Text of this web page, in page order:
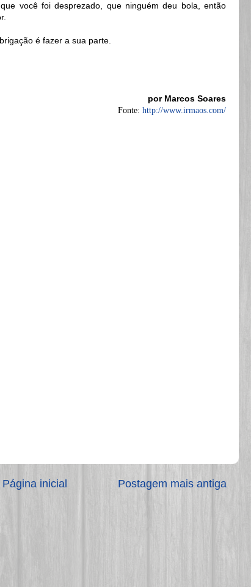
você foi desprezado, que ninguém deu bola, então
é fazer a sua parte.
por Marcos Soares
Fonte: http://www.irmaos.com/
Postagem mais antiga
Página inicial